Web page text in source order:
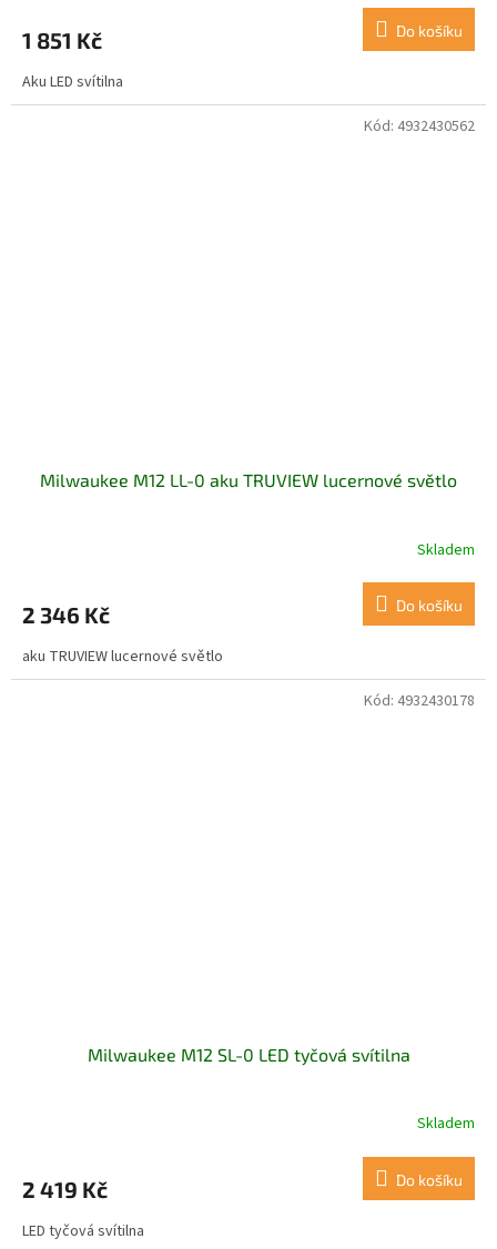
1 851 Kč Do košíku
Aku LED svítilna
Milwaukee M12 LL-0 aku TRUVIEW lucernové světlo
Skladem
2 346 Kč Do košíku
aku TRUVIEW lucernové světlo
Kód: 4932430562
Milwaukee M12 SL-0 LED tyčová svítilna
Skladem
2 419 Kč Do košíku
LED tyčová svítilna
Kód: 4932430178